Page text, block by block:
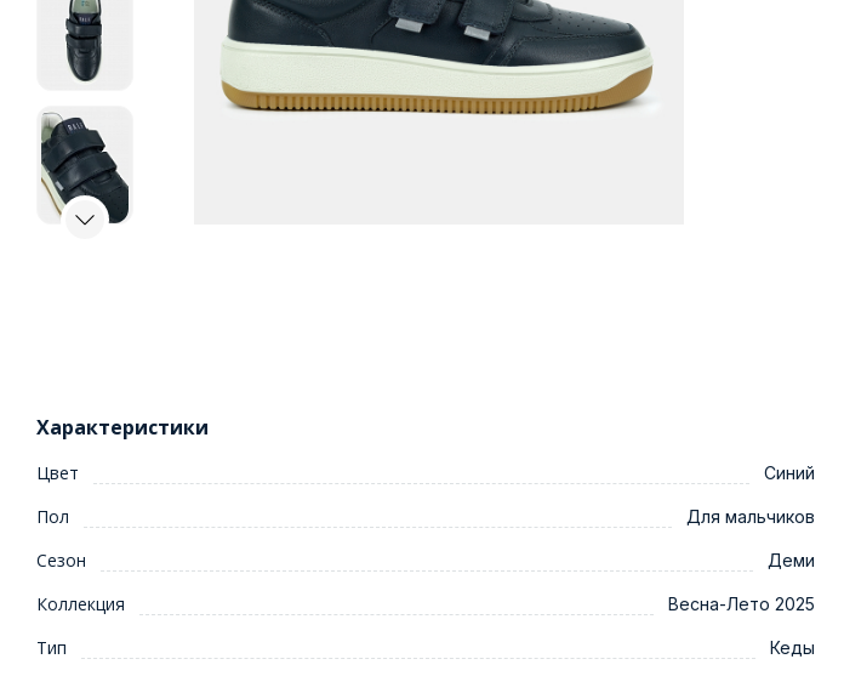
Характеристики
Цвет Синий
Пол Для мальчиков
Сезон Деми
Коллекция Весна-Лето 2025
Тип Кеды